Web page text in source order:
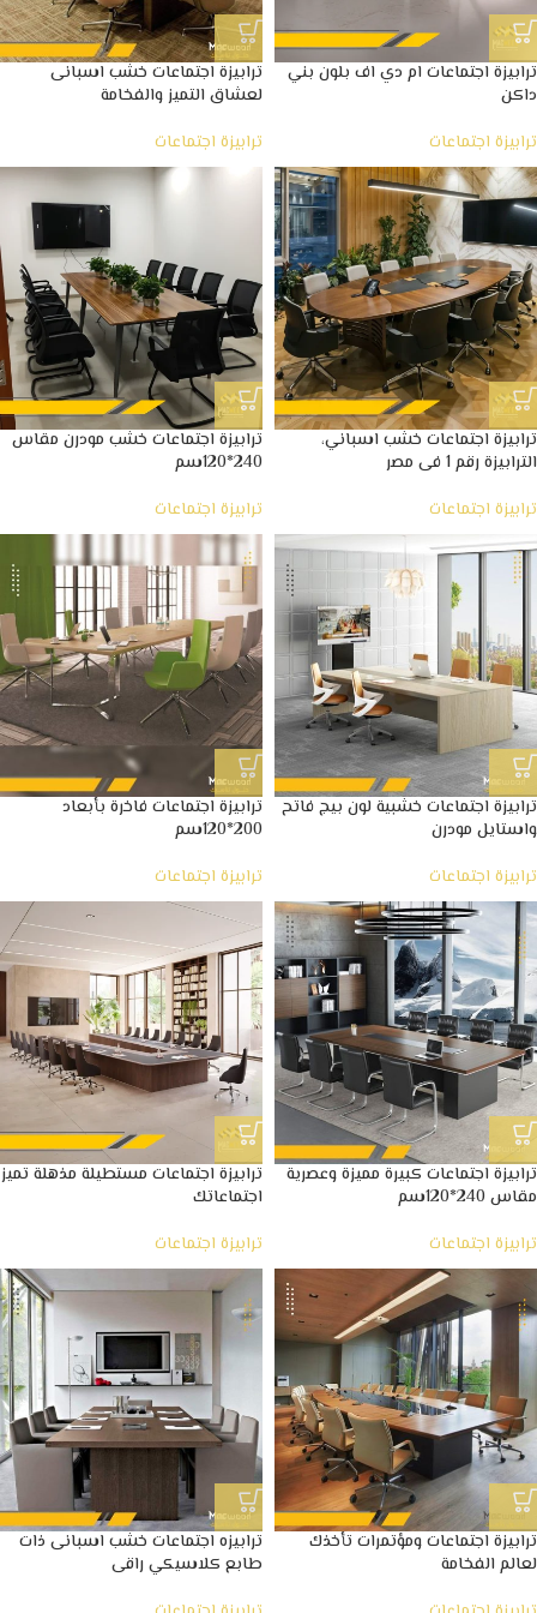
ترابيزة اجتماعات ام دي اف بلون بني
داكن
ترابيزة اجتماعات
ترابيزة اجتماعات خشب اسبانى
لعشاق التميز والفخامة
ترابيزة اجتماعات
ترابيزة اجتماعات خشب اسباني،
الترابيزة رقم 1 فى مصر
ترابيزة اجتماعات
ترابيزة اجتماعات خشب مودرن مقاس
240*120سم
ترابيزة اجتماعات
ترابيزة اجتماعات خشبية لون بيج فاتح
واستايل مودرن
ترابيزة اجتماعات
ترابيزة اجتماعات فاخرة بأبعاد
200*120سم
ترابيزة اجتماعات
ترابيزة اجتماعات كبيرة مميزة وعصرية
مقاس 240*120سم
ترابيزة اجتماعات
ترابيزة اجتماعات مستطيلة مذهلة تميز
اجتماعاتك
ترابيزة اجتماعات
ترابيزة اجتماعات ومؤتمرات تأخذك
لعالم الفخامة
ترابيزه اجتماعات خشب اسبانى ذات
طابع كلاسيكي راقى